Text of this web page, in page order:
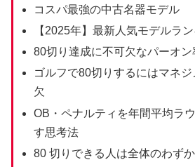
コスパ最強の中古名器モデル
【2025年】最新人気モデルラ
80切り達成に不可欠なパーオン
ゴルフで80切りするにはマネ
欠
OB・ペナルティを年間平均ラ
す思考法
80 切りできる人は全体のわず